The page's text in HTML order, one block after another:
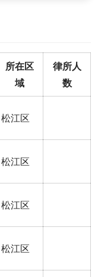
所在区
域
律所人
数
松江区
松江区
松江区
松江区